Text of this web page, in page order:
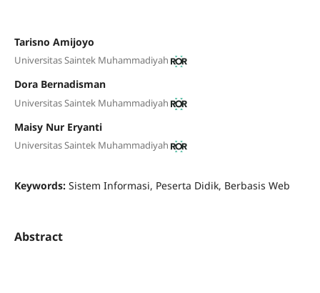
Tarisno Amijoyo
Universitas Saintek Muhammadiyah
Dora Bernadisman
Universitas Saintek Muhammadiyah
Maisy Nur Eryanti
Universitas Saintek Muhammadiyah
Keywords: Sistem Informasi, Peserta Didik, Berbasis Web
Abstract